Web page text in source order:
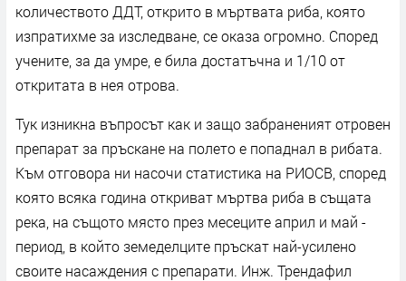
количеството ДДТ, открито в мъртвата риба, която
изпратихме за изследване, се оказа огромно. Според
учените, за да умре, е била достатъчна и 1/10 от
откритата в нея отрова.
Тук изникна въпросът как и защо забраненият отровен
препарат за пръскане на полето е попаднал в рибата.
Към отговора ни насочи статистика на РИОСВ, според
която всяка година откриват мъртва риба в същата
река, на същото място през месеците април и май -
период, в който земеделците пръскат най-усилено
своите насаждения с препарати. Инж. Трендафил